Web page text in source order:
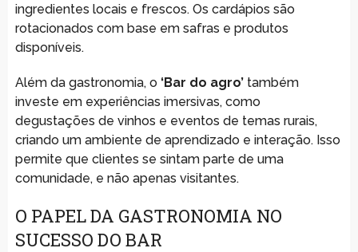
ingredientes locais e frescos. Os cardápios são
rotacionados com base em safras e produtos
disponíveis.
Além da gastronomia, o ‘Bar do agro’também
investe em experiências imersivas, como
degustações de vinhos e eventos de temas rurais,
criando um ambiente de aprendizado e interação. Isso
permite que clientes se sintam parte de uma
comunidade, e não apenas visitantes.
O PAPEL DA GASTRONOMIA NO
SUCESSO DO BAR